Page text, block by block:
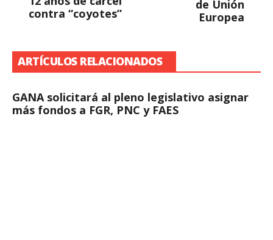
contra “coyotes”
de Unión
Europea
ARTÍCULOS RELACIONADOS
GANA solicitará al pleno legislativo asignar
más fondos a FGR, PNC y FAES